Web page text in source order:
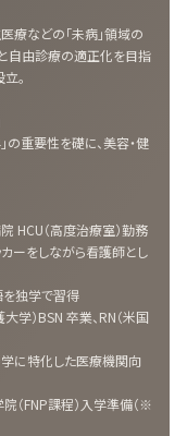
療などの「未病」領域の
自由診療の適正化を目指
。
の重要性を礎に、美容・健
HCU（高度治療室）勤務
ーをしながら看護師とし
を独学で習得
学）BSN 卒業、RN（米国
に特化した医療機関向
FNP課程）入学準備（※